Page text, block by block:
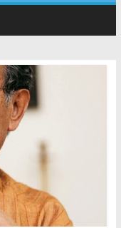
25 बड़े प्रस्तावों को मिली